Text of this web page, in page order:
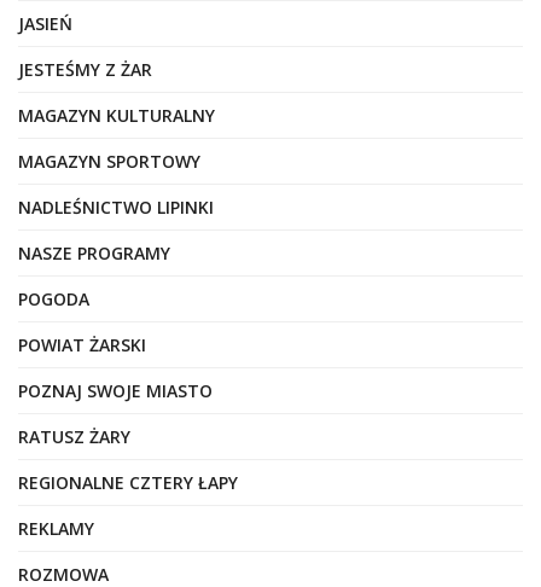
JASIEŃ
JESTEŚMY Z ŻAR
MAGAZYN KULTURALNY
MAGAZYN SPORTOWY
NADLEŚNICTWO LIPINKI
NASZE PROGRAMY
POGODA
POWIAT ŻARSKI
POZNAJ SWOJE MIASTO
RATUSZ ŻARY
REGIONALNE CZTERY ŁAPY
REKLAMY
ROZMOWA